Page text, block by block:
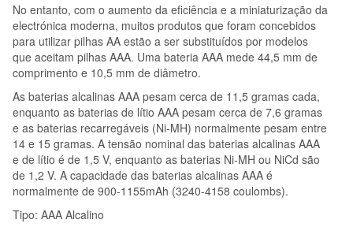
No entanto, com o aumento da eficiência e a miniaturização da
electrónica moderna, muitos produtos que foram concebidos
para utilizar pilhas AA estão a ser substituídos por modelos
que aceitam pilhas AAA. Uma bateria AAA mede 44,5 mm de
comprimento e 10,5 mm de diâmetro.
As baterias alcalinas AAA pesam cerca de 11,5 gramas cada,
enquanto as baterias de lítio AAA pesam cerca de 7,6 gramas
e as baterias recarregáveis (Ni-MH) normalmente pesam entre
14 e 15 gramas. A tensão nominal das baterias alcalinas AAA
e de lítio é de 1,5 V, enquanto as baterias Ni-MH ou NiCd são
de 1,2 V. A capacidade das baterias alcalinas AAA é
normalmente de 900-1155mAh (3240-4158 coulombs).
Tipo: AAA Alcalino